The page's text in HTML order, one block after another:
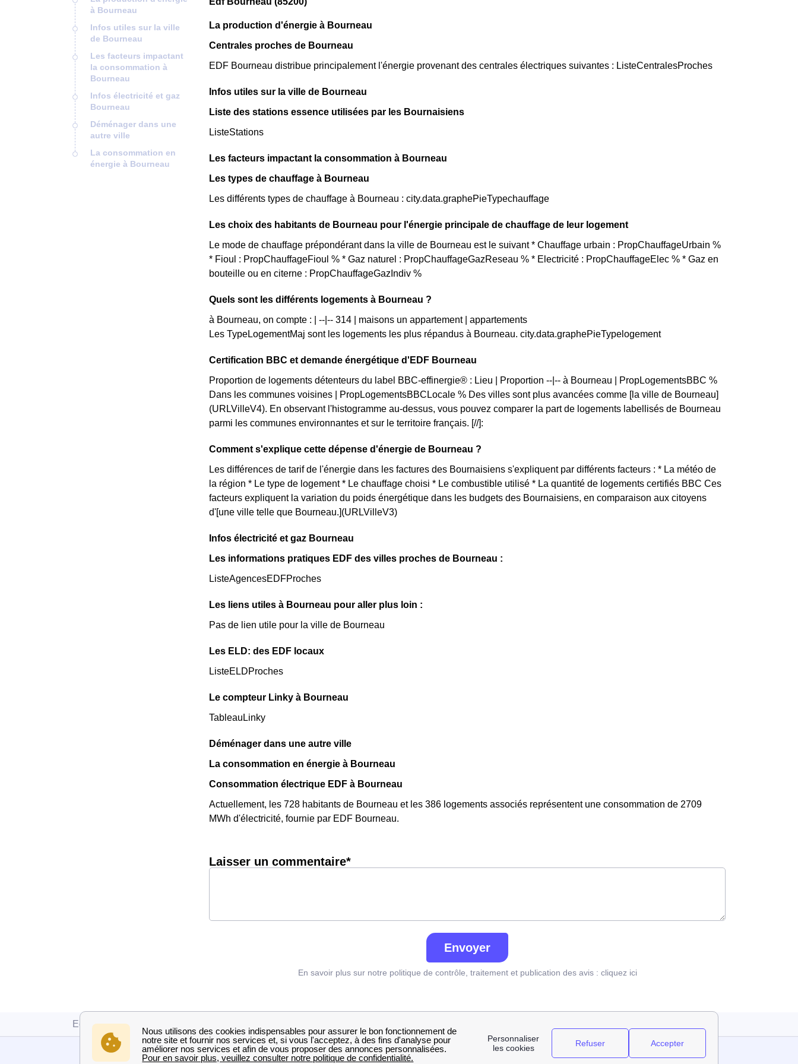
à Bourneau
Infos utiles sur la ville
de Bourneau
Les facteurs impactant
la consommation à
Bourneau
Infos électricité et gaz
Bourneau
Déménager dans une
autre ville
La consommation en
énergie à Bourneau
La production d'énergie à Bourneau
Centrales proches de Bourneau
EDF Bourneau distribue principalement l'énergie provenant des centrales électriques suivantes : ListeCentralesProches
Infos utiles sur la ville de Bourneau
Liste des stations essence utilisées par les Bournaisiens
ListeStations
Les facteurs impactant la consommation à Bourneau
Les types de chauffage à Bourneau
Les différents types de chauffage à Bourneau : city.data.graphePieTypechauffage
Les choix des habitants de Bourneau pour l'énergie principale de chauffage de leur logement
Le mode de chauffage prépondérant dans la ville de Bourneau est le suivant * Chauffage urbain : PropChauffageUrbain %
* Fioul : PropChauffageFioul % * Gaz naturel : PropChauffageGazReseau % * Electricité : PropChauffageElec % * Gaz en
bouteille ou en citerne : PropChauffageGazIndiv %
Quels sont les différents logements à Bourneau ?
à Bourneau, on compte : | --|-- 314 | maisons un appartement | appartements
Les TypeLogementMaj sont les logements les plus répandus à Bourneau. city.data.graphePieTypelogement
Certification BBC et demande énergétique d'EDF Bourneau
Proportion de logements détenteurs du label BBC-effinergie® : Lieu | Proportion --|-- à Bourneau | PropLogementsBBC %
Dans les communes voisines | PropLogementsBBCLocale % Des villes sont plus avancées comme [la ville de Bourneau]
(URLVilleV4). En observant l'histogramme au-dessus, vous pouvez comparer la part de logements labellisés de Bourneau
parmi les communes environnantes et sur le territoire français. [//]:
Comment s'explique cette dépense d'énergie de Bourneau ?
Les différences de tarif de l'énergie dans les factures des Bournaisiens s'expliquent par différents facteurs : * La météo de
la région * Le type de logement * Le chauffage choisi * Le combustible utilisé * La quantité de logements certifiés BBC Ces
facteurs expliquent la variation du poids énergétique dans les budgets des Bournaisiens, en comparaison aux citoyens
d'[une ville telle que Bourneau.](URLVilleV3)
Infos électricité et gaz Bourneau
Les informations pratiques EDF des villes proches de Bourneau :
ListeAgencesEDFProches
Les liens utiles à Bourneau pour aller plus loin :
Pas de lien utile pour la ville de Bourneau
Les ELD: des EDF locaux
ListeELDProches
Le compteur Linky à Bourneau
TableauLinky
Déménager dans une autre ville
La consommation en énergie à Bourneau
Consommation électrique EDF à Bourneau
Actuellement, les 728 habitants de Bourneau et les 386 logements associés représentent une consommation de 2709
MWh d'électricité, fournie par EDF Bourneau.
Laisser un commentaire*
Envoyer
En savoir plus sur notre politique de contrôle, traitement et publication des avis : cliquez ici
Edf Vendée